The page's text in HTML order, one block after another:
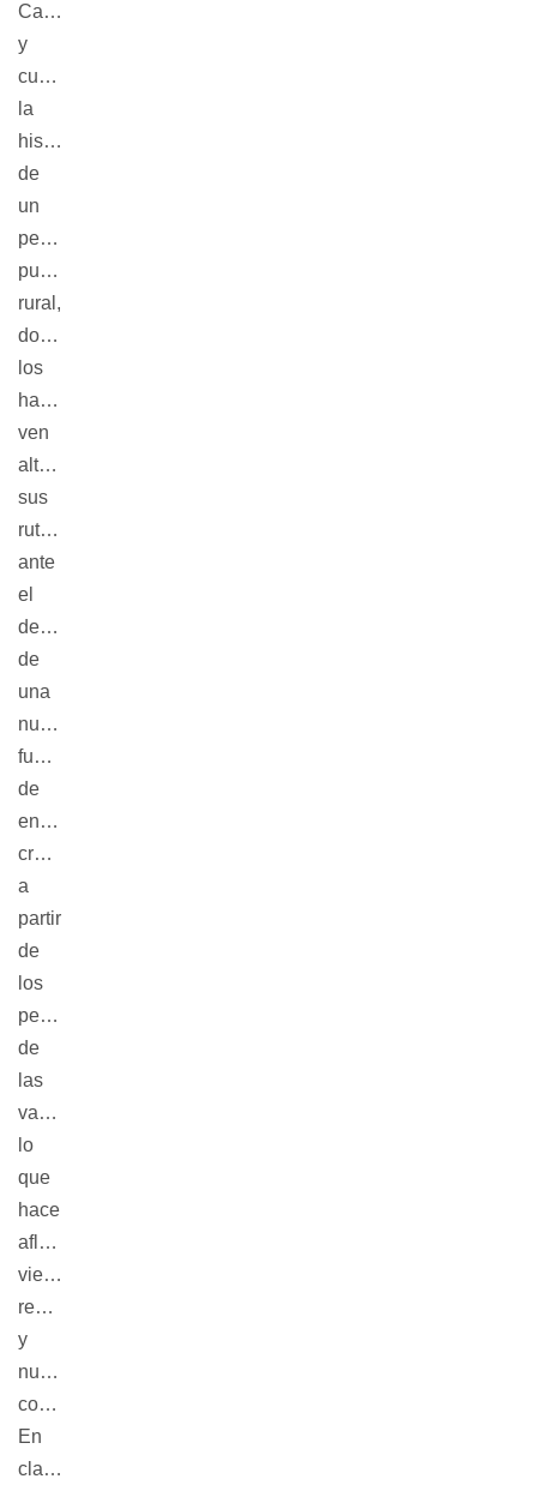
Cabral,
y
cuenta
la
historia
de
un
pequeño
pueblo
rural,
donde
los
habitantes
ven
alteradas
sus
rutinas
ante
el
descubrimiento
de
una
nueva
fuente
de
energía
creada
a
partir
de
los
pedos
de
las
vacas,
lo
que
hace
aflorar
viejas
rencillas
y
nuevas
codicias.
En
clave